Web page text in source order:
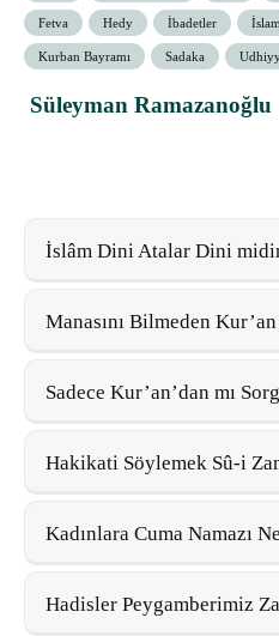
Fetva Hedy İbadetler İslam
Kurban Bayramı Sadaka
Süleyman Ramazanoğlu
İslâm Dini Atalar Dini
Manasını Bilmeden
Sadece Kur’an’dan mı
Hakikati Söylemek Sû-i Zan
Kadınlara Cuma Namazı
Hadisler Peygamberimiz